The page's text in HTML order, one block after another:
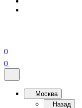
0
0
Москва
Назад